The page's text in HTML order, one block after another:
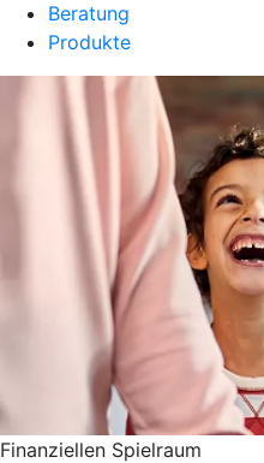
Beratung
Produkte
Finanziellen Spielraum